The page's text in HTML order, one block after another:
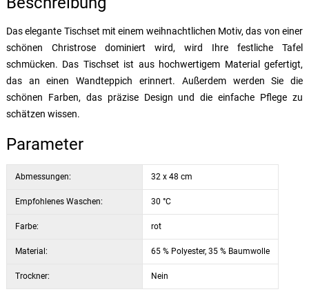
Das elegante Tischset mit einem weihnachtlichen Motiv, das von einer
schönen Christrose dominiert wird, wird Ihre festliche Tafel
schmücken. Das Tischset ist aus hochwertigem Material gefertigt,
das an einen Wandteppich erinnert. Außerdem werden Sie die
schönen Farben, das präzise Design und die einfache Pflege zu
schätzen wissen.
Parameter
Abmessungen: 32 x 48 cm
Empfohlenes Waschen: 30 °C
Farbe: rot
Material: 65 % Polyester, 35 % Baumwolle
Trockner: Nein